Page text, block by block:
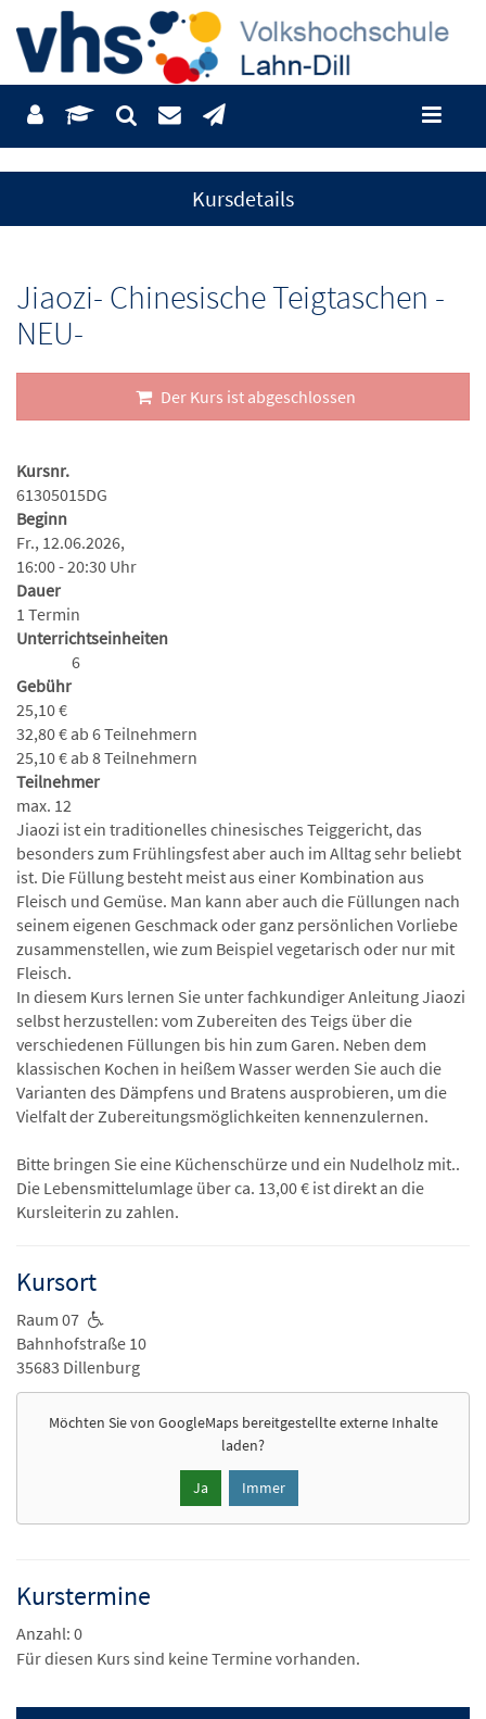
Kursdetails
Jiaozi- Chinesische Teigtaschen -
NEU-
Der Kurs ist abgeschlossen
Kursnr.
61305015DG
Beginn
Fr., 12.06.2026,
16:00 - 20:30 Uhr
Dauer
1 Termin
Unterrichtseinheiten
6
Gebühr
25,10 €
32,80 € ab 6 Teilnehmern
25,10 € ab 8 Teilnehmern
Teilnehmer
max. 12
Jiaozi ist ein traditionelles chinesisches Teiggericht, das
besonders zum Frühlingsfest aber auch im Alltag sehr beliebt
ist. Die Füllung besteht meist aus einer Kombination aus
Fleisch und Gemüse. Man kann aber auch die Füllungen nach
seinem eigenen Geschmack oder ganz persönlichen Vorliebe
zusammenstellen, wie zum Beispiel vegetarisch oder nur mit
Fleisch.
In diesem Kurs lernen Sie unter fachkundiger Anleitung Jiaozi
selbst herzustellen: vom Zubereiten des Teigs über die
verschiedenen Füllungen bis hin zum Garen. Neben dem
klassischen Kochen in heißem Wasser werden Sie auch die
Varianten des Dämpfens und Bratens ausprobieren, um die
Vielfalt der Zubereitungsmöglichkeiten kennenzulernen.
Bitte bringen Sie eine Küchenschürze und ein Nudelholz mit..
Die Lebensmittelumlage über ca. 13,00 € ist direkt an die
Kursleiterin zu zahlen.
Kursort
Raum 07
Bahnhofstraße 10
35683 Dillenburg
Möchten Sie von GoogleMapsbereitgestellte externe Inhalte
laden?
Ja Immer
Kurstermine
Anzahl: 0
Für diesen Kurs sind keine Termine vorhanden.